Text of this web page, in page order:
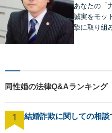
お応えしま
あなたの「
誠実をモッ
摯に取り組
くなるよう
ず、お気軽
同性婚の法律Q&Aランキング
1 結婚詐欺に関しての相談